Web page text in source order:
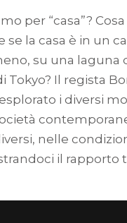
per “casa”?
se la casa è in un
su una laguna
Tokyo? Il regista
i diversi
nelle
il rapporto